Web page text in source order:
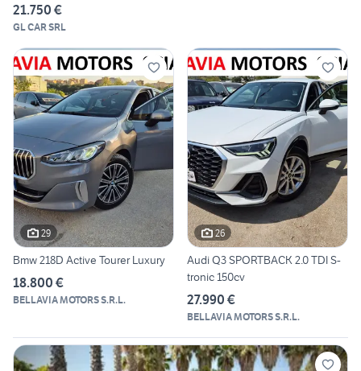
21.750 €
GL CAR SRL
29
Bmw 218D Active Tourer Luxury
18.800 €
BELLAVIA MOTORS S.R.L.
26
Audi Q3 SPORTBACK 2.0 TDI S-
tronic 150cv
27.990 €
BELLAVIA MOTORS S.R.L.